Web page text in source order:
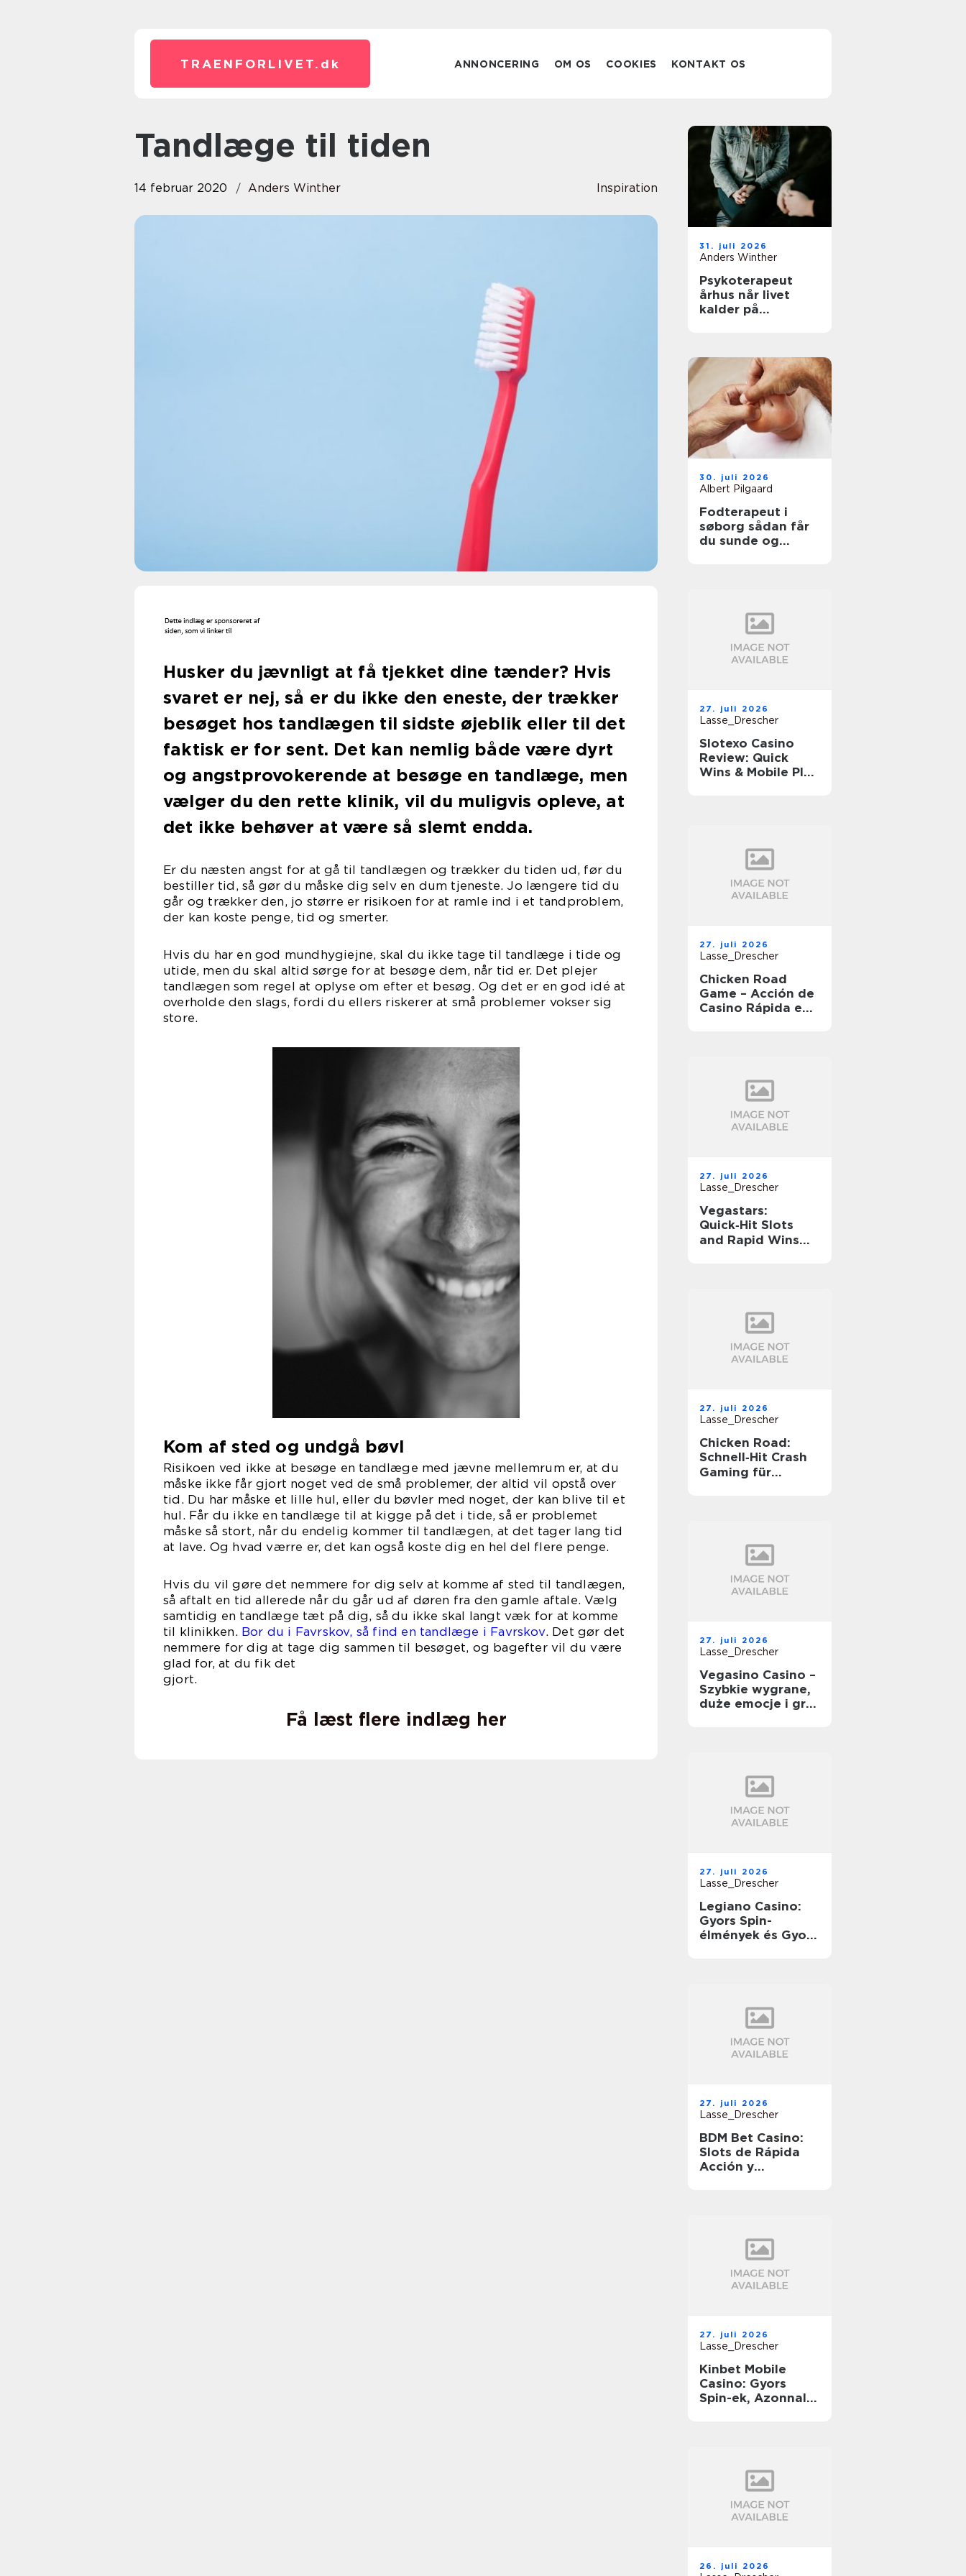
TRAENFORLIVET. dk ANNONCERING OM OS COOKIES KONTAKT OS
Tandlæge til tiden
14 februar 2020 Anders Winther Inspiration
Husker du jævnligt at få tjekket dine tænder? Hvis
svaret er nej, så er du ikke den eneste, der trækker
besøget hos tandlægen til sidste øjeblik eller til det
faktisk er for sent. Det kan nemlig både være dyrt
og angstprovokerende at besøge en tandlæge, men
vælger du den rette klinik, vil du muligvis opleve, at
det ikke behøver at være så slemt endda.
Er du næsten angst for at gå til tandlægen og trækker du tiden ud, før du
bestiller tid, så gør du måske dig selv en dum tjeneste. Jo længere tid du
går og trækker den, jo større er risikoen for at ramle ind i et tandproblem,
der kan koste penge, tid og smerter.
Hvis du har en god mundhygiejne, skal du ikke tage til tandlæge i tide og
utide, men du skal altid sørge for at besøge dem, når tid er. Det plejer
tandlægen som regel at oplyse om efter et besøg. Og det er en god idé at
overholde den slags, fordi du ellers riskerer at små problemer vokser sig
store.
Kom af sted og undgå bøvl
Risikoen ved ikke at besøge en tandlæge med jævne mellemrum er, at du
måske ikke får gjort noget ved de små problemer, der altid vil opstå over
tid. Du har måske et lille hul, eller du bøvler med noget, der kan blive til et
hul. Får du ikke en tandlæge til at kigge på det i tide, så er problemet
måske så stort, når du endelig kommer til tandlægen, at det tager lang tid
at lave. Og hvad værre er, det kan også koste dig en hel del flere penge.
Hvis du vil gøre det nemmere for dig selv at komme af sted til tandlægen,
så aftalt en tid allerede når du går ud af døren fra den gamle aftale. Vælg
samtidig en tandlæge tæt på dig, så du ikke skal langt væk for at komme
til klinikken. Bor du i Favrskov, så find en tandlæge i Favrskov. Det gør det
nemmere for dig at tage dig sammen til besøget, og bagefter vil du være
glad for, at du fik det
gjort.
Få læst flere indlæg her
31. juli 2026
Anders Winther
Psykoterapeut
århus når livet
kalder på
30. juli 2026
Albert Pilgaard
Fodterapeut i
søborg sådan får
du sunde og
27. juli 2026
Lasse_Drescher
Slotexo Casino
Review: Quick
Wins & Mobile Play
27. juli 2026
Lasse_Drescher
Chicken Road
Game – Acción de
Casino Rápida en
27. juli 2026
Lasse_Drescher
Vegastars:
Quick‑Hit Slots
and Rapid Wins
27. juli 2026
Lasse_Drescher
Chicken Road:
Schnell‑Hit Crash
Gaming für
27. juli 2026
Lasse_Drescher
Vegasino Casino –
Szybkie wygrane,
duże emocje i gra
27. juli 2026
Lasse_Drescher
Legiano Casino:
Gyors Spin-
élmények és Gyors
27. juli 2026
Lasse_Drescher
BDM Bet Casino:
Slots de Rápida
Acción y
27. juli 2026
Lasse_Drescher
Kinbet Mobile
Casino: Gyors
Spin-ek, Azonnali
26. juli 2026